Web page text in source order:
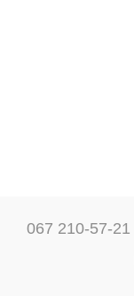
067 210-57-21